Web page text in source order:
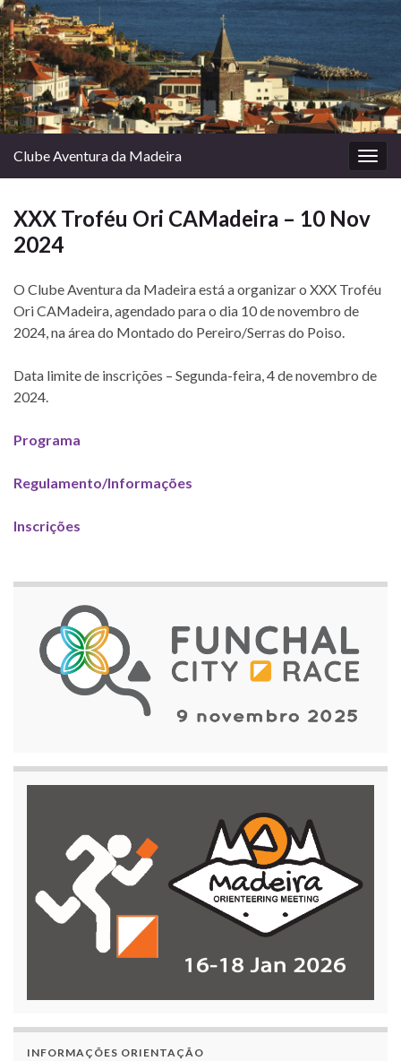
Clube Aventura da Madeira
XXX Troféu Ori CAMadeira – 10 Nov
2024
O Clube Aventura da Madeira está a organizar o XXX Troféu
Ori CAMadeira, agendado para o dia 10 de novembro de
2024, na área do Montado do Pereiro/Serras do Poiso.
Data limite de inscrições – Segunda-feira, 4 de novembro de
2024.
Programa
Regulamento/Informações
Inscrições
INFORMAÇÕES ORIENTAÇÃO